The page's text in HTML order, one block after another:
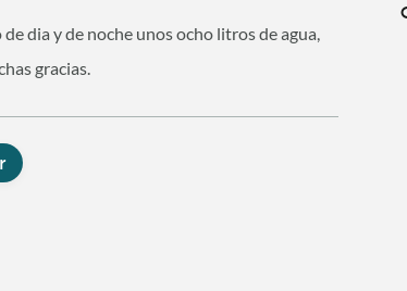
dia y de noche unos ocho litros de agua,
gracias.